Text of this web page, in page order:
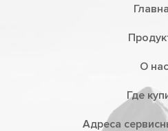
О нас
Где
Адреса